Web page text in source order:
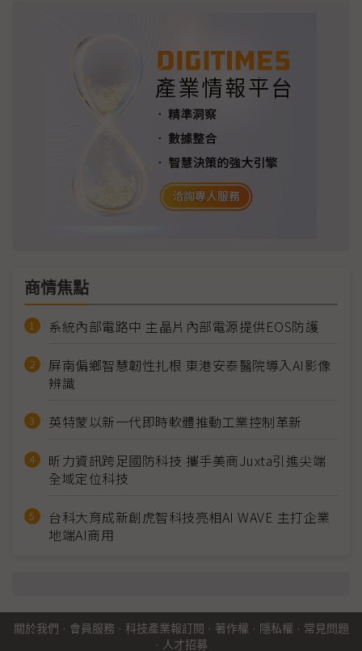
商情焦點
系統內部電路中 主晶片內部電源提供EOS防護
屏南偏鄉智慧韌性扎根 東港安泰醫院導入AI影像
辨識
英特蒙以新一代即時軟體推動工業控制革新
昕力資訊跨足國防科技 攜手美商Juxta引進尖端
全域定位科技
台科大育成新創虎智科技亮相AI WAVE 主打企業
地端AI商用
關於我們 · 會員服務 · 科技產業報訂閱 · 著作權 · 隱私權 · 常見問題
· 人才招募